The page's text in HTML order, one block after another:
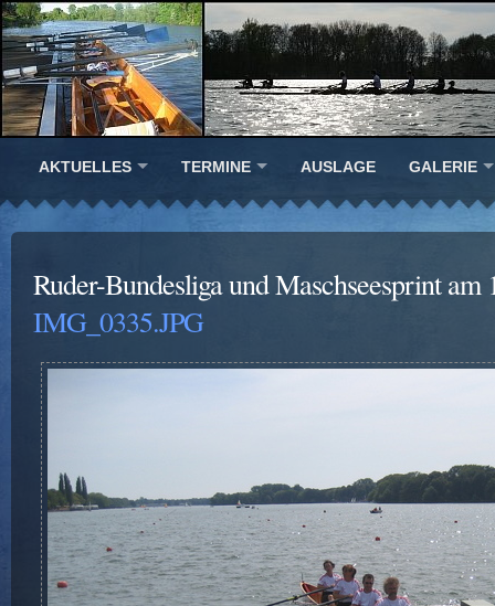
AKTUELLES TERMINE AUSLAGE GALERIE
Ruder-Bundesliga und Maschseesprint am
IMG_0335.JPG